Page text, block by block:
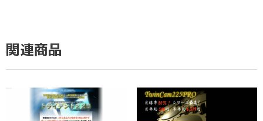
関連商品